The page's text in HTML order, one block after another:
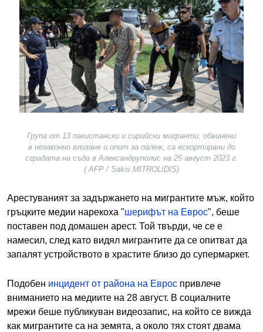
Група от 13 пакистански и сирийски мигранти, обвинени
в незаконно влизане и опит за палеж, са ескортирани до
сградата на съда в Александруполис на 25 август 2023 г.
( AFP / Sakis MITROLIDIS)
Арестуваният за задържането на мигрантите мъж, който
гръцките медии нарекоха "шерифът на Еврос", беше
поставен под домашен арест. Той твърди, че се е
намесил, след като видял мигрантите да се опитват да
запалят устройството в храстите близо до супермаркет.
Подобен инцидент от района на Еврос привлече
вниманието на медиите на 28 август. В социалните
мрежи беше публикуван видеозапис, на който се вижда
как мигрантите са на земята, а около тях стоят двама